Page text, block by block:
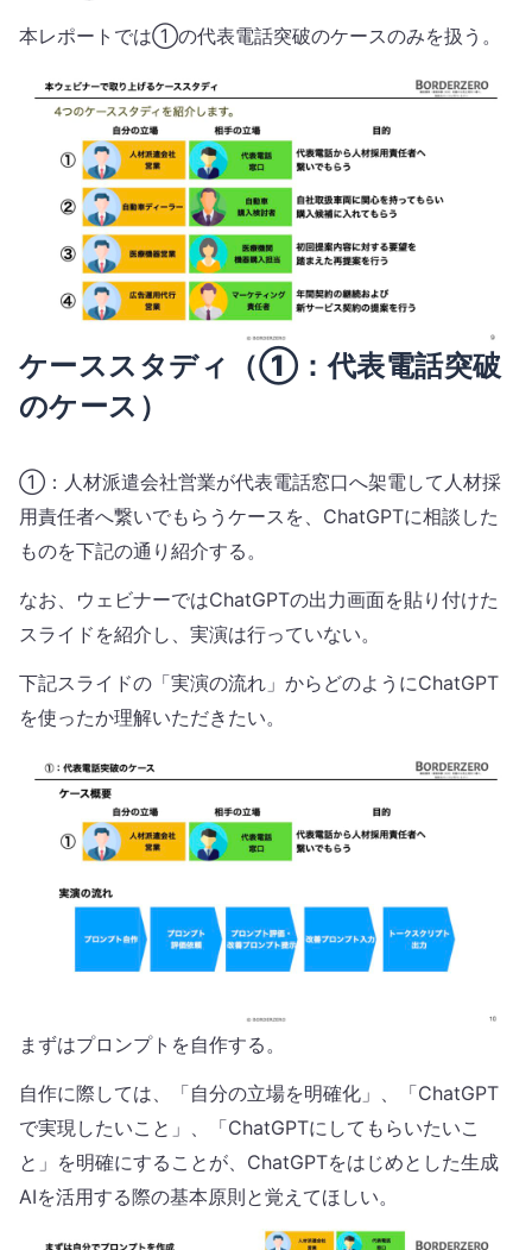
本レポートでは①の代表電話突破のケースのみを扱う。
ケーススタディ（①：代表電話突破
のケース）
①：人材派遣会社営業が代表電話窓口へ架電して人材採
用責任者へ繋いでもらうケースを、ChatGPTに相談した
ものを下記の通り紹介する。
なお、ウェビナーではChatGPTの出力画面を貼り付けた
スライドを紹介し、実演は行っていない。
下記スライドの「実演の流れ」からどのようにChatGPT
を使ったか理解いただきたい。
まずはプロンプトを自作する。
自作に際しては、「自分の立場を明確化」、「ChatGPT
で実現したいこと」、「ChatGPTにしてもらいたいこ
と」を明確にすることが、ChatGPTをはじめとした生成
AIを活用する際の基本原則と覚えてほしい。